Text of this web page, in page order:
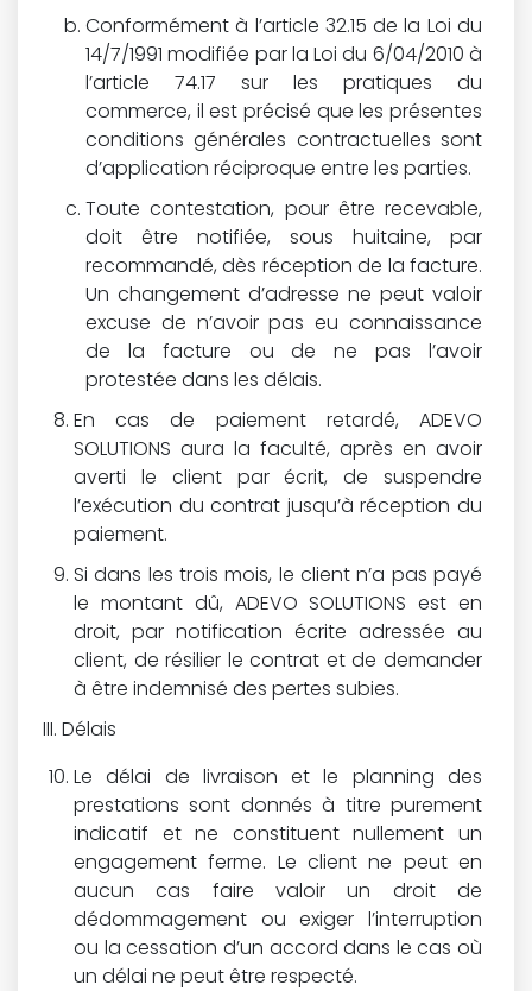
Conformément à l’article 32.15 de la Loi du
14/7/1991 modifiée par la Loi du 6/04/2010 à
l’article 74.17 sur les pratiques du
commerce, il est précisé que les présentes
conditions générales contractuelles sont
d’application réciproque entre les parties.
Toute contestation, pour être recevable,
doit être notifiée, sous huitaine, par
recommandé, dès réception de la facture.
Un changement d’adresse ne peut valoir
excuse de n’avoir pas eu connaissance
de la facture ou de ne pas l’avoir
protestée dans les délais.
En cas de paiement retardé, ADEVO
SOLUTIONS aura la faculté, après en avoir
averti le client par écrit, de suspendre
l’exécution du contrat jusqu’à réception du
paiement.
Si dans les trois mois, le client n’a pas payé
le montant dû, ADEVO SOLUTIONS est en
droit, par notification écrite adressée au
client, de résilier le contrat et de demander
à être indemnisé des pertes subies.
Délais
Le délai de livraison et le planning des
prestations sont donnés à titre purement
indicatif et ne constituent nullement un
engagement ferme. Le client ne peut en
aucun cas faire valoir un droit de
dédommagement ou exiger l’interruption
ou la cessation d’un accord dans le cas où
un délai ne peut être respecté.